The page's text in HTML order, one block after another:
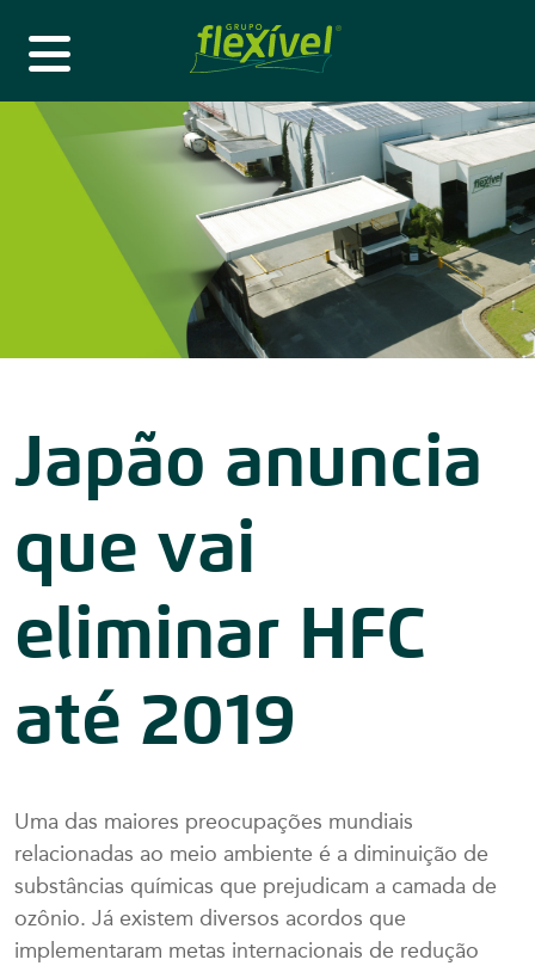
Japão anuncia
que vai
eliminar HFC
até 2019
Uma das maiores preocupações mundiais
relacionadas ao meio ambiente é a diminuição de
substâncias químicas que prejudicam a camada de
ozônio. Já existem diversos acordos que
implementaram metas internacionais de redução